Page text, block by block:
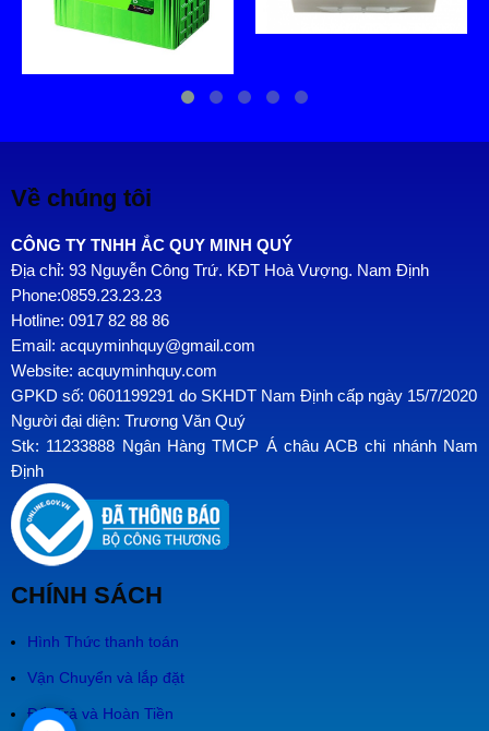
Về chúng tôi
CÔNG TY TNHH ẮC QUY MINH QUÝ
Địa chỉ: 93 Nguyễn Công Trứ. KĐT Hoà Vượng. Nam Định
Phone:0859.23.23.23
Hotline: 0917 82 88 86
Email: acquyminhquy@gmail.com
Website: acquyminhquy.com
GPKD số: 0601199291 do SKHDT Nam Định cấp ngày 15/7/2020
Người đại diện: Trương Văn Quý
Stk: 11233888 Ngân Hàng TMCP Á châu ACB chi nhánh Nam
Định
CHÍNH SÁCH
Hình Thức thanh toán
Vận Chuyển và lắp đặt
Đổi Trả và Hoàn Tiền